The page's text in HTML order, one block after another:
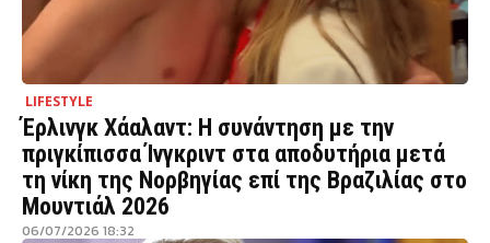
LIFESTYLE
Έρλινγκ Χάαλαντ: Η συνάντηση με την
πριγκίπισσα Ίνγκριντ στα αποδυτήρια μετά
τη νίκη της Νορβηγίας επί της Βραζιλίας στο
Μουντιάλ 2026
06/07/2026 18:32